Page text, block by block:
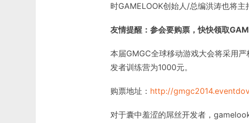
时GAMELOOK创始人/总编洪涛也将主
友情提醒：参会要购票，快快领取
本届GMGC全球移动游戏大会将采用
发者训练营为1000元。
购票地址： http://
对于囊中羞涩的屌丝开发者，